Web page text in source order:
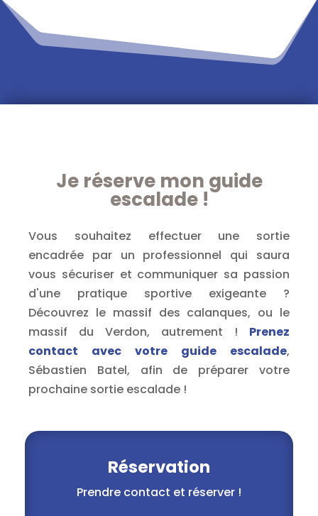
Je réserve mon guide
escalade !
Vous souhaitez effectuer une sortie
encadrée par un professionnel qui saura
vous sécuriser et communiquer sa passion
d'une pratique sportive exigeante ?
Découvrez le massif des calanques, ou le
massif du Verdon, autrement ! Prenez
contact avec votre guide escalade,
Sébastien Batel, afin de préparer votre
prochaine sortie escalade !
Réservation
Prendre contact et réserver !